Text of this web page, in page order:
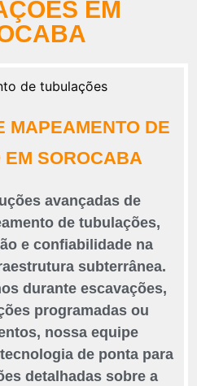
EM
MAPEAMENTO DE
SOROCABA
avançadas de
de tubulações,
e confiabilidade na
subterrânea.
durante escavações,
programadas ou
nossa equipe
de ponta para
detalhadas sobre a